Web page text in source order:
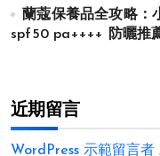
蘭蔻保養品全攻略：
spf50 pa++++ 防曬推
近期留言
WordPress 示範留言者